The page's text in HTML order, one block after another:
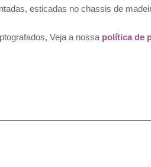
esticadas no chassis de
Veja a nossa política de